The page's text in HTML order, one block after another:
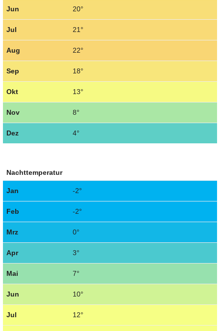
Jun 20°
Jul 21°
Aug 22°
Sep 18°
Okt 13°
Nov 8°
Dez 4°
Nachttemperatur
Jan -2°
Feb -2°
Mrz 0°
Apr 3°
Mai 7°
Jun 10°
Jul 12°